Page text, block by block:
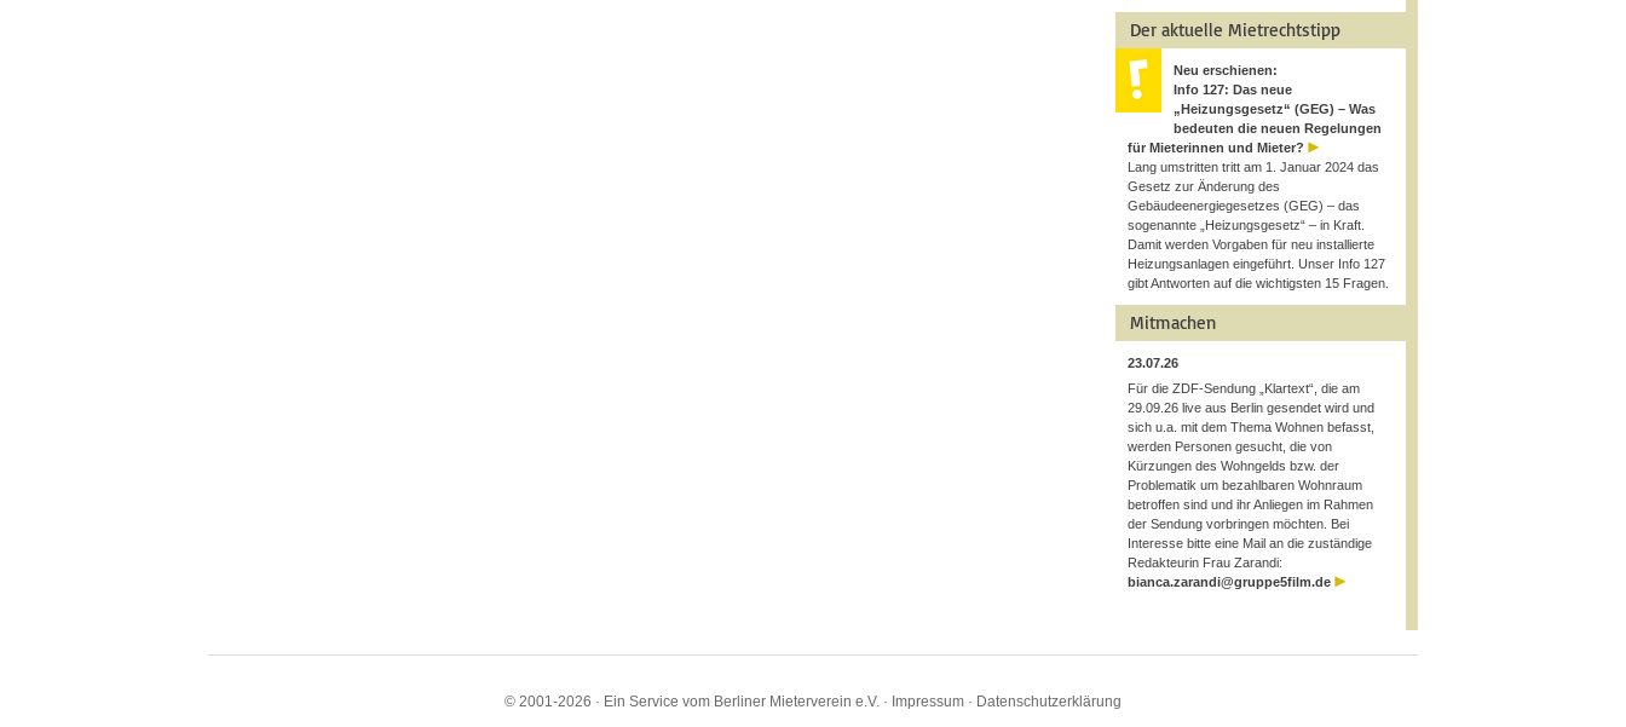
Der aktuelle Mietrechtstipp
Neu erschienen:
Info 127: Das neue
„Heizungsgesetz“ (GEG) – Was
bedeuten die neuen Regelungen
für Mieterinnen und Mieter?
Lang umstritten tritt am 1. Januar 2024 das
Gesetz zur Änderung des
Gebäudeenergiegesetzes (GEG) – das
sogenannte „Heizungsgesetz“ – in Kraft.
Damit werden Vorgaben für neu installierte
Heizungsanlagen eingeführt. Unser Info 127
gibt Antworten auf die wichtigsten 15 Fragen.
Mitmachen
23.07.26
Für die ZDF-Sendung „Klartext“, die am
29.09.26 live aus Berlin gesendet wird und
sich u.a. mit dem Thema Wohnen befasst,
werden Personen gesucht, die von
Kürzungen des Wohngelds bzw. der
Problematik um bezahlbaren Wohnraum
betroffen sind und ihr Anliegen im Rahmen
der Sendung vorbringen möchten. Bei
Interesse bitte eine Mail an die zuständige
Redakteurin Frau Zarandi:
bianca.zarandi@gruppe5film.de
© 2001-2026 · Ein Service vom Berliner Mieterverein e.V. · Impressum · Datenschutzerklärung